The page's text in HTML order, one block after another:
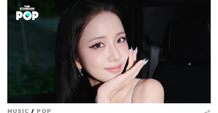
ABOUT THE AUTHOR
THE STANDARD WEALTH
สำนักข่าวเศรษฐกิจ ธุรกิจ และการลงทุน โดย
ทีมข่าว THE STANDARD
MUSIC / POP